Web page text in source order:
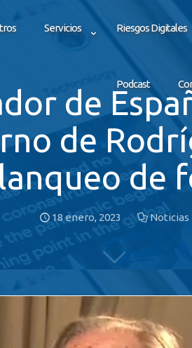
Servicios Riesgos Digitales
Podcast
de
de
de
18 enero, 2023 Noticias